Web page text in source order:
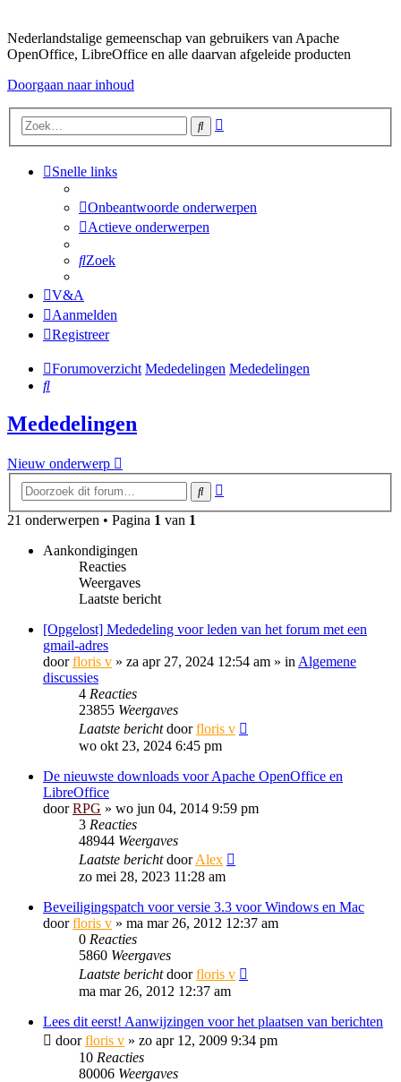
Nederlandstalige gemeenschap van gebruikers van Apache
OpenOffice, LibreOffice en alle daarvan afgeleide producten
Doorgaan naar inhoud
Zoek
Snelle links
Onbeantwoorde onderwerpen
Actieve onderwerpen
Zoek
V&A
Aanmelden
Registreer
Forumoverzicht Mededelingen Mededelingen
Zoek
Mededelingen
Nieuw onderwerp
Zoek
21 onderwerpen • Pagina 1 van 1
Aankondigingen
Reacties
Weergaves
Laatste bericht
[Opgelost] Mededeling voor leden van het forum met een
gmail-adres
doorfloris v » za apr 27, 2024 12:54 am » in Algemene
discussies
4 Reacties
23855 Weergaves
Laatste berichtdoorfloris v
wo okt 23, 2024 6:45 pm
De nieuwste downloads voor Apache OpenOffice en
LibreOffice
doorRPG » wo jun 04, 2014 9:59 pm
3 Reacties
48944 Weergaves
Laatste berichtdoorAlex
zo mei 28, 2023 11:28 am
Beveiligingspatch voor versie 3.3 voor Windows en Mac
doorfloris v » ma mar 26, 2012 12:37 am
0 Reacties
5860 Weergaves
Laatste berichtdoorfloris v
ma mar 26, 2012 12:37 am
Lees dit eerst! Aanwijzingen voor het plaatsen van berichten
doorfloris v » zo apr 12, 2009 9:34 pm
10 Reacties
80006 Weergaves